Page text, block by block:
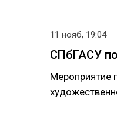
11 нояб, 19:04
СПбГАСУ
Мероприятие